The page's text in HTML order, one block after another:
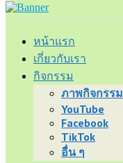
หน้าแรก
เกี่ยวกับเรา
กิจกรรม
ภาพกิจกรรม
YouTube
Facebook
TikTok
อื่น ๆ